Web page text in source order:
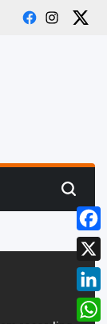
Facebook
Instagram
X
Search
X